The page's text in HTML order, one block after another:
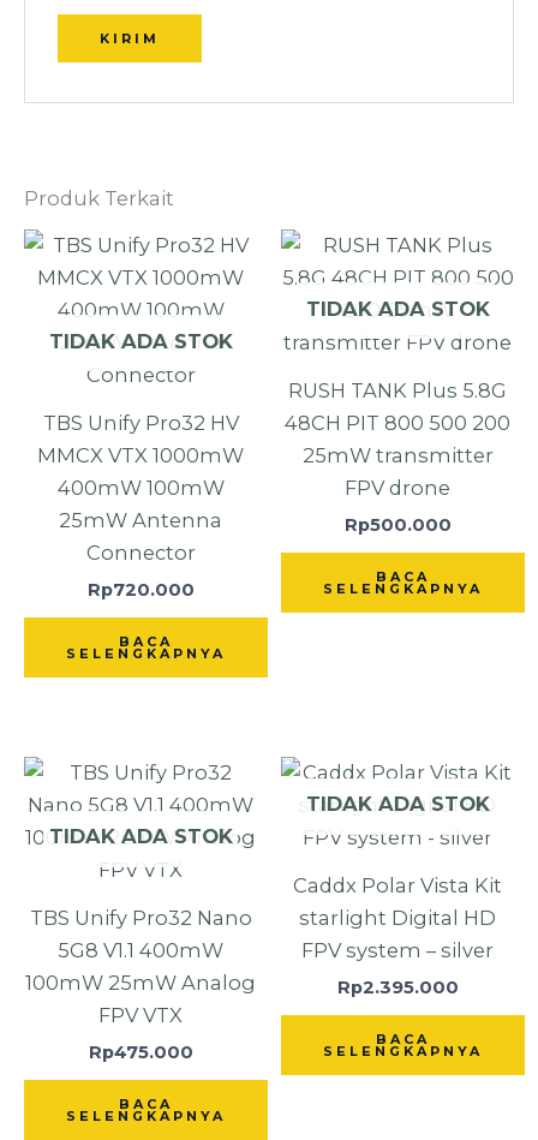
Produk Terkait
TIDAK ADA STOK
TBS Unify Pro32 HV
MMCX VTX 1000mW
400mW 100mW
25mW Antenna
Connector
Rp720.000
BACA
SELENGKAPNYA
TIDAK ADA STOK
RUSH TANK Plus 5.8G
48CH PIT 800 500 200
25mW transmitter
FPV drone
Rp500.000
BACA
SELENGKAPNYA
TIDAK ADA STOK
TBS Unify Pro32 Nano
5G8 V1.1 400mW
100mW 25mW Analog
FPV VTX
Rp475.000
BACA
SELENGKAPNYA
TIDAK ADA STOK
Caddx Polar Vista Kit
starlight Digital HD
FPV system – silver
Rp2.395.000
BACA
SELENGKAPNYA